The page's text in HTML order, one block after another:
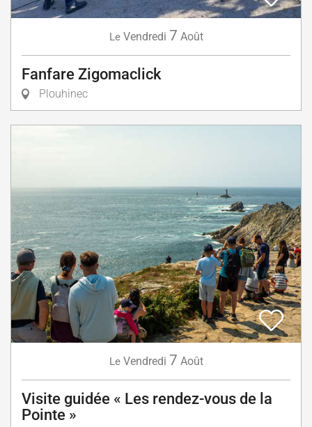
Le Vendredi 7 Août
Fanfare Zigomaclick
Plouhinec
Le Vendredi 7 Août
Visite guidée « Les rendez-vous de la
Pointe »